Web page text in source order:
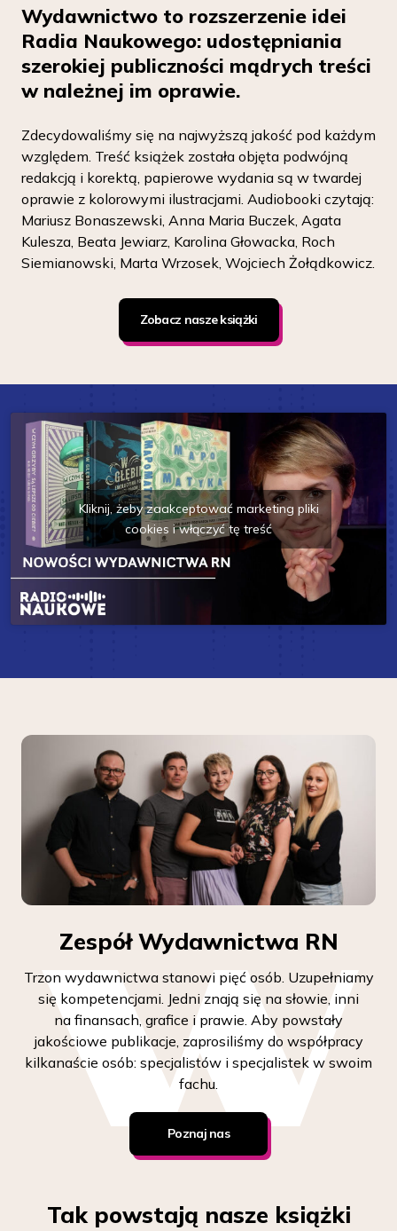
Wydawnictwo to rozszerzenie idei
Radia Naukowego: udostępniania
szerokiej publiczności mądrych treści
w należnej im oprawie.
Zdecydowaliśmy się na najwyższą jakość pod każdym
względem. Treść książek została objęta podwójną
redakcją i korektą, papierowe wydania są w twardej
oprawie z kolorowymi ilustracjami. Audiobooki czytają:
Mariusz Bonaszewski, Anna Maria Buczek, Agata
Kulesza, Beata Jewiarz, Karolina Głowacka, Roch
Siemianowski, Marta Wrzosek, Wojciech Żołądkowicz.
Zobacz nasze książki
Kliknij, żeby zaakceptować marketing pliki
cookies i włączyć tę treść
Zespół Wydawnictwa RN
Trzon wydawnictwa stanowi pięć osób. Uzupełniamy
się kompetencjami. Jedni znają się na słowie, inni
na finansach, grafice i prawie. Aby powstały
jakościowe publikacje, zaprosiliśmy do współpracy
kilkanaście osób: specjalistów i specjalistek w swoim
fachu.
Poznaj nas
Tak powstają nasze książki